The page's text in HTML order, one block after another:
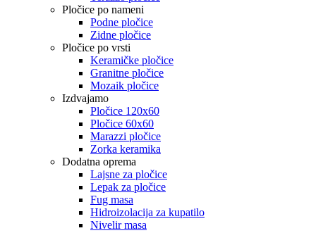
Pločice po nameni
Podne pločice
Zidne pločice
Pločice po vrsti
Keramičke pločice
Granitne pločice
Mozaik pločice
Izdvajamo
Pločice 120x60
Pločice 60x60
Marazzi pločice
Zorka keramika
Dodatna oprema
Lajsne za pločice
Lepak za pločice
Fug masa
Hidroizolacija za kupatilo
Nivelir masa